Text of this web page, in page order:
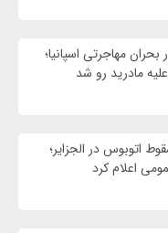
مهاجرتی اسپانیا؛
مادرید رو شد
اتوبوس در الجزایر؛
اعلام کرد